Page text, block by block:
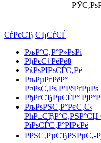
СѓРєСЂ СЂСѓСЃ
РљР°С‚Р°Р»РѕРі
РђРєС†РёРё8
РќРѕРІРѕСЃС‚Рё
РњРµРґРёР°
Р¤РѕС‚Рѕ Р’РёРґРµРѕ
РђРґСЂРµСЃР°
РљРѕРЅС‚Р°РєС‚С‹
РїРѕСЃС‚Р°РІРєРё
РРЅС‚РµСЂРЅРµС‚-